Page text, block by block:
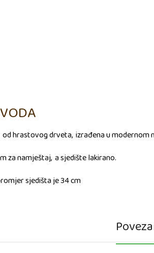
hrastovog drveta, izrađena u modernom
za namještaj, a sjedište lakirano.
sjedišta je 34 cm